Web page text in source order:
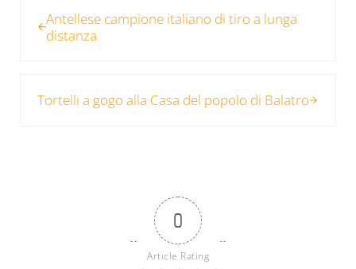
Antellese campione italiano di tiro a lunga
distanza
Tortelli a gogo alla Casa del popolo di Balatro
0
Article Rating